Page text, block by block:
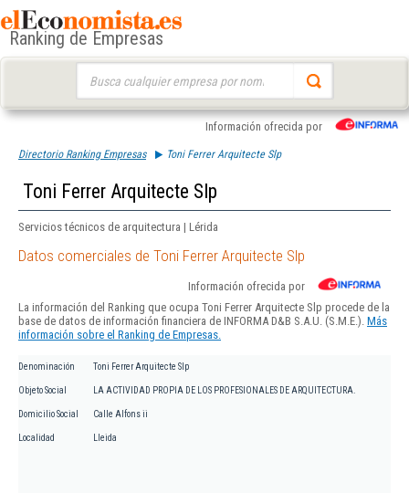
Ranking de Empresas
Información ofrecida por
Directorio Ranking Empresas Toni Ferrer Arquitecte Slp
Toni Ferrer Arquitecte Slp
Servicios técnicos de arquitectura | Lérida
Datos comerciales de Toni Ferrer Arquitecte Slp
Información ofrecida por
La información del Ranking que ocupa Toni Ferrer Arquitecte Slp procede de la
base de datos de información financiera de INFORMA D&B S.A.U. (S.M.E.). Más
información sobre el Ranking de Empresas.
Denominación Toni Ferrer Arquitecte Slp
Objeto Social LA ACTIVIDAD PROPIA DE LOS PROFESIONALES DE ARQUITECTURA.
Domicilio Social Calle Alfons ii
Localidad Lleida